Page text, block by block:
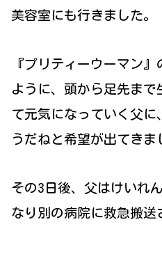
美容室にも行きました。
『プリティーウーマン
ように、頭から足先まで
て元気になっていく父に
うだねと希望が出てきま
その3日後、父はけいれ
なり別の病院に救急搬送